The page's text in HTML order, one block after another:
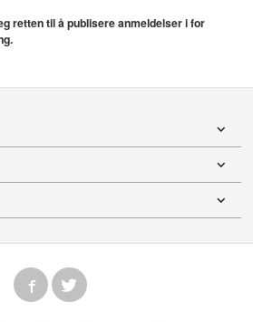
retten til å publisere anmeldelser i for